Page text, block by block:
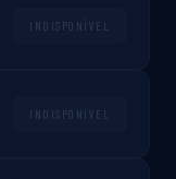
INDISPONÍVEL
INDISPONÍVEL